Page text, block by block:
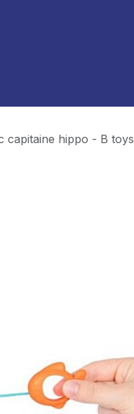
capitaine hippo - B toys